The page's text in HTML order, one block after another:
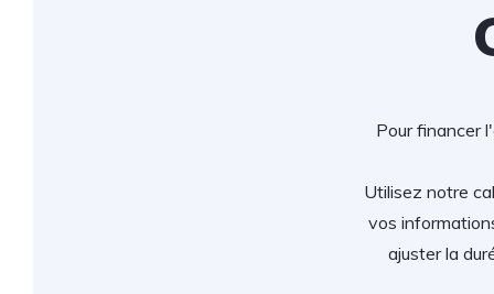
Pour financer
Utilisez notre
vos
ajuster la